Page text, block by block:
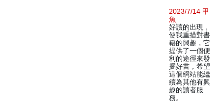
2023/7/14 甲
魚
好讀的出現，
使我重措對書
籍的興趣，它
提供了一個便
利的途徑來發
掘好書，希望
這個網站能繼
續為其他有興
趣的讀者服
務。